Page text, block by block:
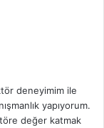
deneyimim ile
yapıyorum.
değer katmak